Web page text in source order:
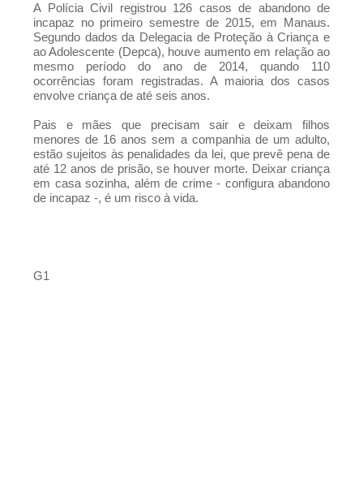
A Polícia Civil registrou 126 casos de abandono de
incapaz no primeiro semestre de 2015, em Manaus.
Segundo dados da Delegacia de Proteção à Criança e
ao Adolescente (Depca), houve aumento em relação ao
mesmo período do ano de 2014, quando 110
ocorrências foram registradas. A maioria dos casos
envolve criança de até seis anos.
Pais e mães que precisam sair e deixam filhos
menores de 16 anos sem a companhia de um adulto,
estão sujeitos às penalidades da lei, que prevê pena de
até 12 anos de prisão, se houver morte. Deixar criança
em casa sozinha, além de crime - configura abandono
de incapaz -, é um risco à vida.
G1